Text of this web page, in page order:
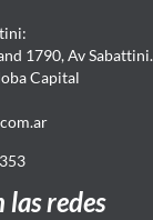
1790, Av
Capital
las redes